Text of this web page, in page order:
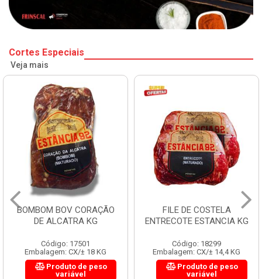
Cortes Especiais
Veja mais
BOMBOM BOV CORAÇÃO
DE ALCATRA KG
Código: 17501
Embalagem: CX/± 18 KG
Produto de peso
variável
FILE DE COSTELA
ENTRECOTE ESTANCIA KG
Código: 18299
Embalagem: CX/± 14,4 KG
Produto de peso
variável